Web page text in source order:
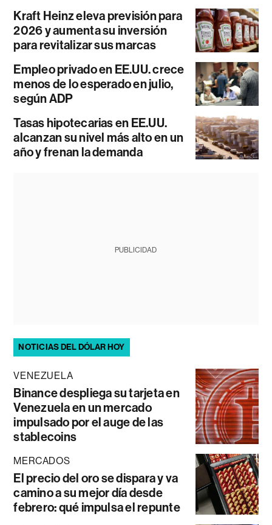
Kraft Heinz eleva previsión para
2026 y aumenta su inversión
para revitalizar sus marcas
Empleo privado en EE.UU. crece
menos de lo esperado en julio,
según ADP
Tasas hipotecarias en EE.UU.
alcanzan su nivel más alto en un
año y frenan la demanda
PUBLICIDAD
NOTICIAS DEL DÓLAR HOY
VENEZUELA
Binance despliega su tarjeta en
Venezuela en un mercado
impulsado por el auge de las
stablecoins
MERCADOS
El precio del oro se dispara y va
camino a su mejor día desde
febrero: qué impulsa el repunte